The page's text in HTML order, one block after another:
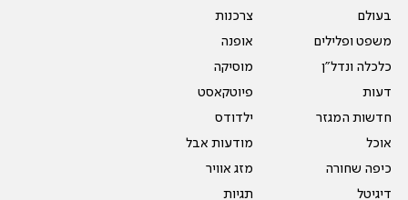
בעולם
משפט ופלילים
כלכלה ונדל"ן
דעות
חדשות המגזר
אוכל
כיפה שחורה
דיגיטל
צרכנות
אופנה
מוסיקה
פיוטקאסט
ילדודס
מודעות אבל
מזג אוויר
תגיות